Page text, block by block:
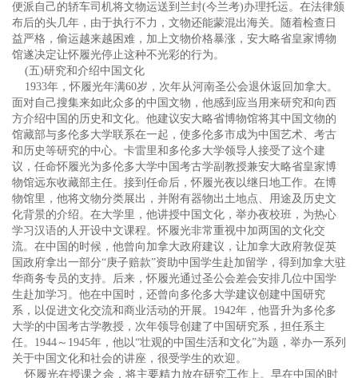
便派自己的轿车司机将文物运送到兰封(今兰考)办理托运。在法律颁
布后的头几年，由于执行不力，文物还能蒙混出海关。随着检查日
益严格，偷运越来越困难，加上文物价格暴涨，安大略省皇家博物
馆遂决定让怀履光停止这种不光彩的行为。
(五)研究和介绍中国文化
1933年，怀履光年满60岁，次年从河南圣公会退休返回加拿大。
面对自己搜集来如此众多的中国文物，他感到应当用来研究和向西
方介绍中国的历史和文化。他建议安大略省博物馆将其中国文物的
馆藏部与多伦多大学联系在一起，使多伦多市成为中国艺术、考古
和历史等研究的中心。卡雷里和多伦多大学领导人接受了这个建
议，任命怀履光为多伦多大学中国考古学副教授兼安大略省皇家博
物馆远东收藏部主任。接到任命后，怀履光夜以继日地工作。在博
物馆里，他将文物分类展出，并附有器物出土地点、用途及历史文
化背景的介绍。在大学里，他讲授中国文化，举办夜校班，为热心
学习汉语的人开设中文课程。怀履光非常重视中加两国的文化交
流。在中国的时候，他曾向加拿大政府建议，让加拿大政府敦促英
国政府拿出一部分“庚子赔款”资助中国学生赴加留学，得到加拿大驻
华商务专员的支持。后来，怀履光通过圣公会差会安排几位中国学
生赴加学习。他在中国时，还曾向多伦多大学建议创建中国研究
系，以促进文化交流和商业活动的开展。1942年，他晋升为多伦多
大学的中国考古学教授，次年领导创建了中国研究系，担任系主
任。1944～1945年，他以“壮观的中国生活和文化”为题，举办一系列
关于中国文化和社会的讲座，很受学生的欢迎。
怀履光在授课之余，将主要精力放在研究工作上。早在中国的时